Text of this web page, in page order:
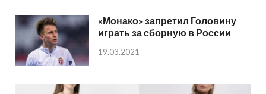
«Монако» запретил Головину
играть за сборную в России
19.03.2021